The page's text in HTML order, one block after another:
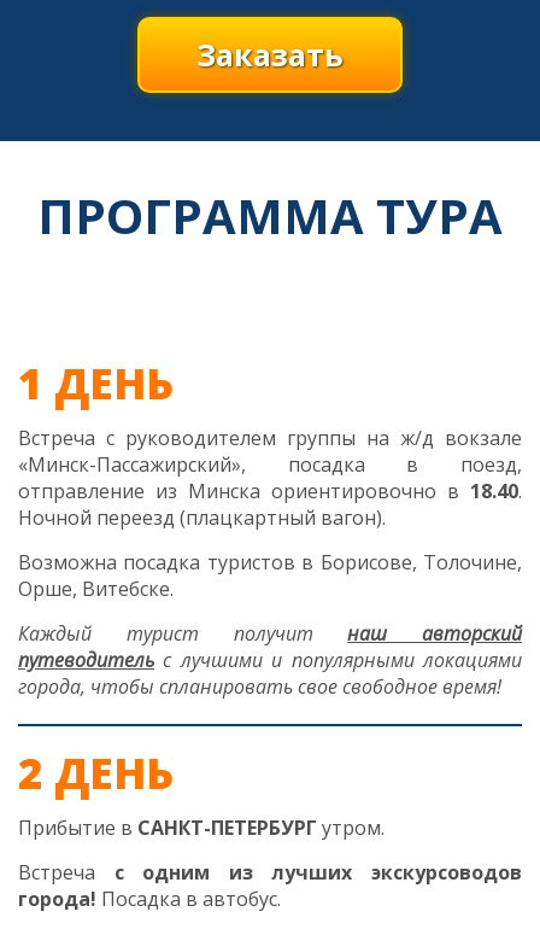
Заказать
ПРОГРАММА ТУРА
1 ДЕНЬ
Встреча с руководителем группы на ж/д вокзале
«Минск-Пассажирский», посадка в поезд,
отправление из Минска ориентировочно в 18.40.
Ночной переезд (плацкартный вагон).
Возможна посадка туристов в Борисове, Толочине,
Орше, Витебске.
Каждый турист получитнаш авторский
путеводитель с лучшими и популярными локациями
города, чтобы спланировать свое свободное время!
2 ДЕНЬ
Прибытие в САНКТ-ПЕТЕРБУРГ утром.
Встреча с одним из лучших экскурсоводов
города! Посадка в автобус.